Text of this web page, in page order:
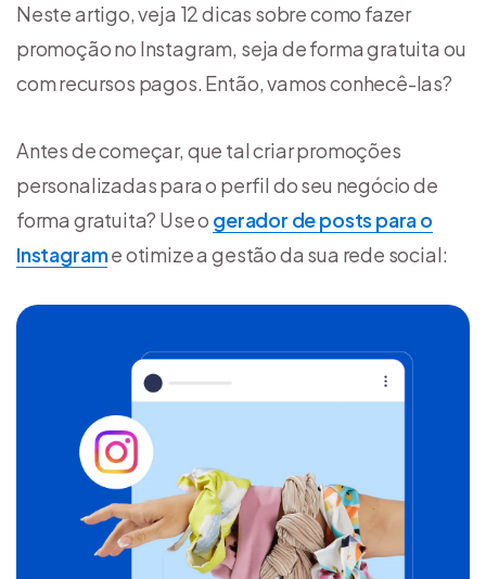
Neste artigo, veja 12 dicas sobre como fazer
promoção no Instagram, seja de forma gratuita ou
com recursos pagos. Então, vamos conhecê-las?
Antes de começar, que tal criar promoções
personalizadas para o perfil do seu negócio de
forma gratuita? Use o gerador de posts para o
Instagrame otimize a gestão da sua rede social: